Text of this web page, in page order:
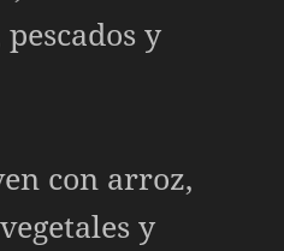
y
con arroz,
y